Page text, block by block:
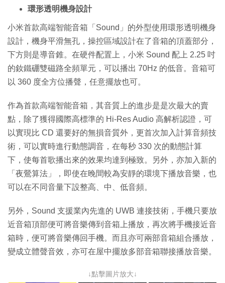
環形透明機身設計
小米首款高端智能音箱「Sound」的外型使用環形透明機身
設計，機身平滑無孔，操控區域設計在了音箱的頂蓋部分，
下方則是導音錐。在硬件配置上，小米 Sound 配上 2.25 吋
的釹鐵硼雙磁路全頻單元，可以播出 70Hz 的低音。音箱可
以 360 度全方位播聲，任意擺放也可。
作為首款高端智能音箱，其音質上的進步是是次最大的賣
點，除了獲得國際高標準的 Hi-Res Audio 高解析認證，可
以實現比 CD 還要好的無損音質外，更首次加入計算音頻技
術，可以實時進行動態調音，在每秒 330 次的動態計算
下，使每首歌播出來的效果均達到極致。另外，亦加入新的
「夜鶯算法」，即使在晚間較為安靜的環境下播放音樂，也
可以在不同音量下設整高、中、低音頻。
另外，Sound 支援業內先進的 UWB 連接技術，手機只要放
近音箱頂部便可將音樂傳到音箱上播放，再次將手機接近音
箱時，便可將音樂傳回手機。而且亦可兩部音箱組合播放，
變成立體聲音效，亦可在屋中擺放多部音箱聯接播放音樂。
↓點擊圖片放大↓